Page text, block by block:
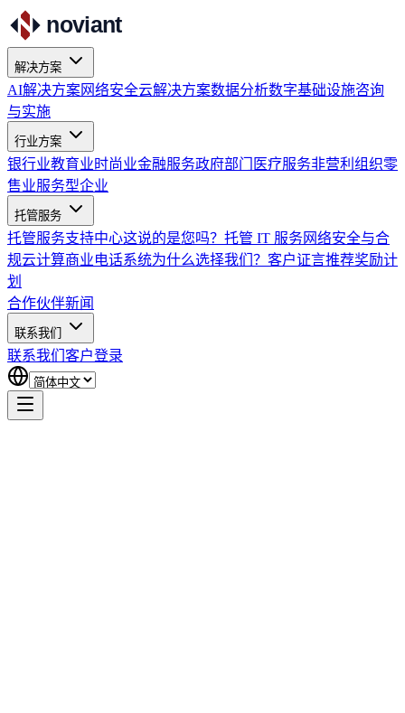
noviant
解决方案
AI解决方案网络安全云解决方案数据分析数字基础设施咨询
与实施
行业方案
银行业教育业时尚业金融服务政府部门 医疗服务非营利组织零
售业服务型企业
托管服务
托管服务支持中心这说的是您吗？ 托管 IT 服务网络安全与合
规云计算商业电话系统为什么选择我们？ 客户证言推荐奖励计
划
合作伙伴新闻
联系我们
联系我们 客户登录